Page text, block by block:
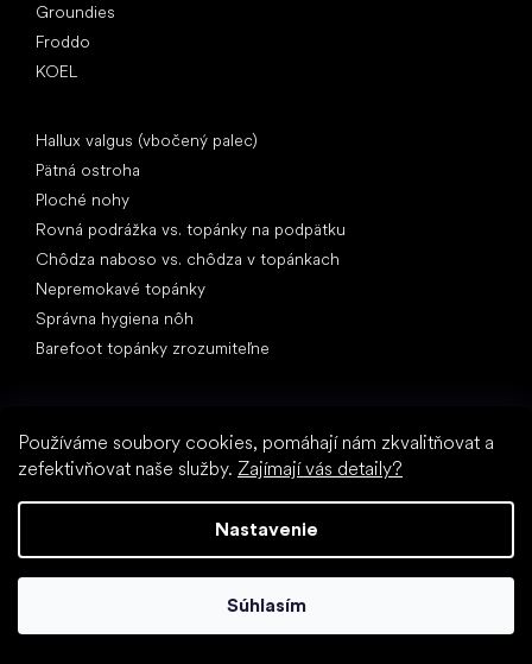
Používáme soubory cookies, pomáhají nám zkvalitňovat a
zefektivňovat naše služby. Zajímají vás detaily?
Nastavenie
Súhlasím
Groundies
Froddo
KOEL
Hallux valgus (vbočený palec)
Pätná ostroha
Ploché nohy
Rovná podrážka vs. topánky na podpätku
Chôdza naboso vs. chôdza v topánkach
Nepremokavé topánky
Správna hygiena nôh
Barefoot topánky zrozumiteľne
Športové topánky
Ponožkotopánky